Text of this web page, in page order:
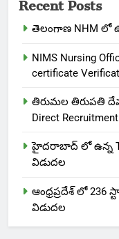
తెలంగాణ NHM లో
NIMS Nursing
certificate
తిరుమల తిరుపతి
Direct
హైదరాబాద్ లో ఉన్న
విడుదల
ఆంధ్రప్రదేశ్ లో 236
విడుదల